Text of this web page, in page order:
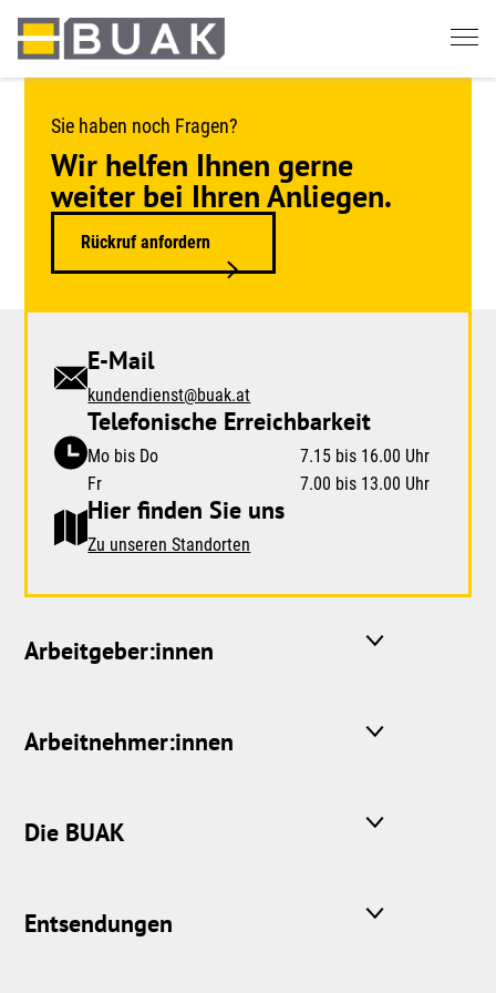
Springe
zum
Sie haben noch Fragen?
Wir helfen Ihnen gerne
weiter bei Ihren Anliegen.
Rückruf anfordern
E-Mail
kundendienst@buak.at
Telefonische Erreichbarkeit
Mo bis Do
7.15 bis 16.00 Uhr
Fr
7.00 bis 13.00 Uhr
Hier finden Sie uns
Zu unseren Standorten
Arbeitgeber:innen
Arbeitnehmer:innen
Die BUAK
Entsendungen